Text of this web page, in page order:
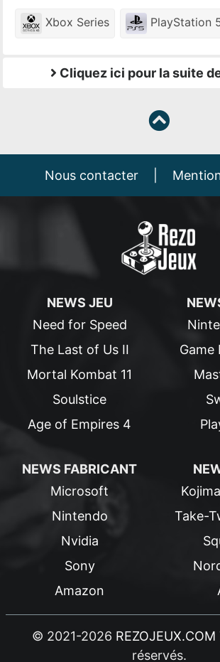
Xbox Series PlayStation
Cliquez ici pour la suite
Nous contacter
NEWS JEU
Need for Speed
The Last of Us II
Mortal Kombat 11
Soulstice
Age of Empires 4
Game
NEWS FABRICANT
Microsoft
Nintendo
Nvidia
Sony
Amazon
Take-
© 2021-2026 REZOJEUX.COM
réservés.